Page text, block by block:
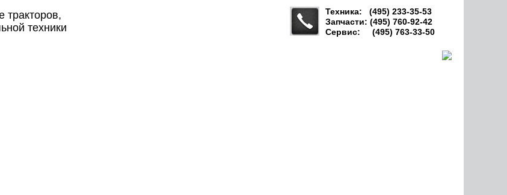
тракторов,
техники
Техника: (495) 233-35-53
Запчасти: (495) 760-92-42
Сервис: (495) 763-33-50